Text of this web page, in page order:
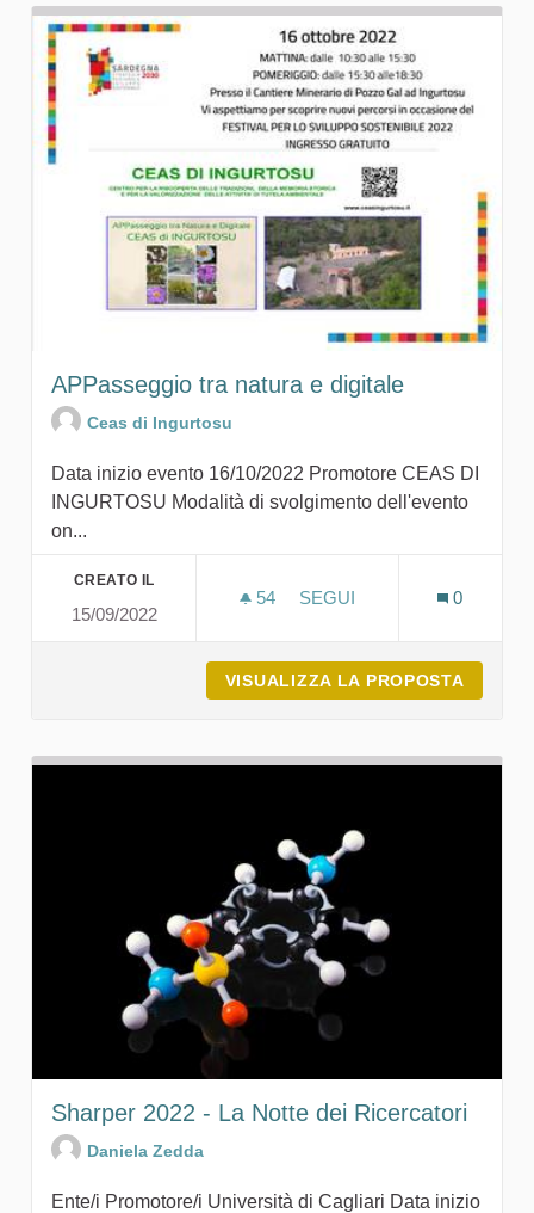
APPasseggio tra natura e digitale
Ceas di Ingurtosu
Data inizio evento 16/10/2022 Promotore CEAS DI
INGURTOSU Modalità di svolgimento dell'evento
on...
CREATO IL
15/09/2022
54 54 SOSTENITORI
SEGUI
0
VISUALIZZA LA PROPOSTA
Sharper 2022 - La Notte dei Ricercatori
Daniela Zedda
Ente/i Promotore/i Università di Cagliari Data inizio